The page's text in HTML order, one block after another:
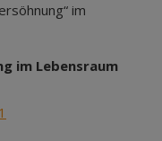
im
im Lebensraum